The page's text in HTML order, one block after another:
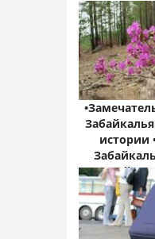
истории
Онлайн•
край: